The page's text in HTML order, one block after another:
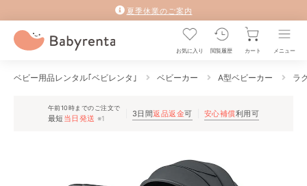
夏季休業のご案内
お気に入り 閲覧履歴 カート メニュー
ベビー用品レンタル｢ベビレンタ｣ ベビーカー A型ベビーカー ラ
午前10時までのご注文で
最短 当日発送 ※1 3日間返品返金可 安心補償利用可